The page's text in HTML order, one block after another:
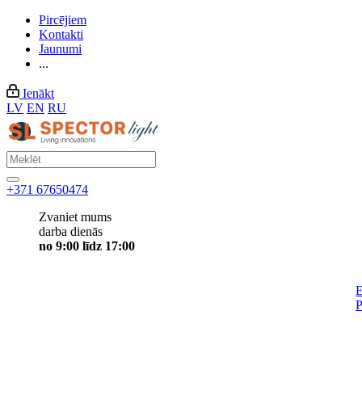
Pircējiem
Kontakti
Jaunumi
...
Ienākt
LV EN RU
+371 67650474
Zvaniet mums
darba dienās
no 9:00 līdz 17:00